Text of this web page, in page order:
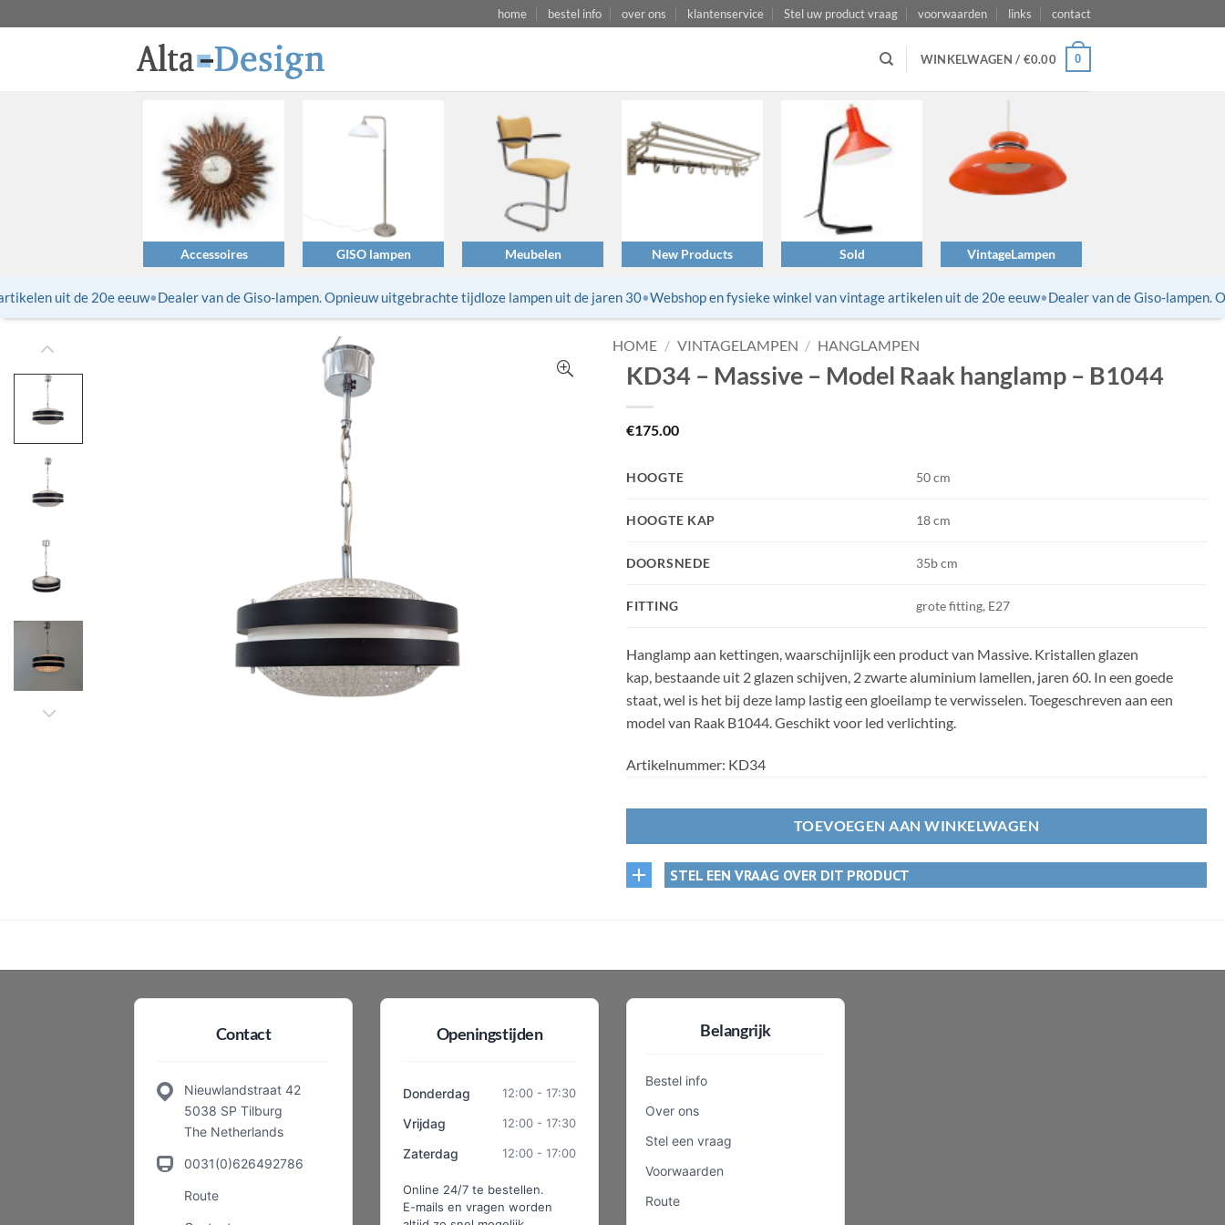
naar
home bestel info over ons klantenservice Stel uw product vraag voorwaarden links contact
WINKELWAGEN / €0.00 0
Accessoires GISO lampen Meubelen New Products Sold VintageLampen
uit de 20e eeuw•Dealer van de Giso-lampen. Opnieuw uitgebrachte tijdloze lampen uit de jaren 30•Webshop en fysieke winkel van vintage artikelen uit de 20e eeuw•Dealer van de Giso-lampen.
HOME / VINTAGELAMPEN / HANGLAMPEN
KD34 – Massive – Model Raak hanglamp – B1044
€175.00
HOOGTE 50 cm
HOOGTE KAP 18 cm
DOORSNEDE 35b cm
FITTING grote fitting, E27
Hanglamp aan kettingen, waarschijnlijk een product van Massive. Kristallen glazen
kap, bestaande uit 2 glazen schijven, 2 zwarte aluminium lamellen, jaren 60. In een goede
staat, wel is het bij deze lamp lastig een gloeilamp te verwisselen. Toegeschreven aan een
model van Raak B1044. Geschikt voor led verlichting.
Artikelnummer: KD34
TOEVOEGEN AAN WINKELWAGEN
STEL EEN VRAAG OVER DIT PRODUCT
Contact
Nieuwlandstraat 42
5038 SP Tilburg
The Netherlands
0031(0)626492786
Route
Openingstijden
Donderdag 12:00 - 17:30
Vrijdag 12:00 - 17:30
Zaterdag 12:00 - 17:00
Online 24/7 te bestellen.
E-mails en vragen worden
Belangrijk
Bestel info
Over ons
Stel een vraag
Voorwaarden
Route